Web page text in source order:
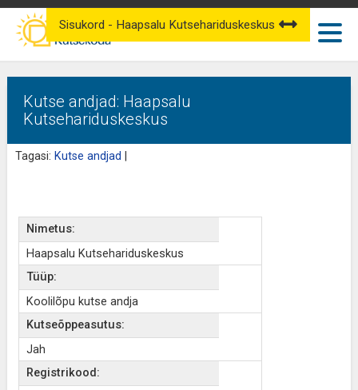
Kutse andjad: Haapsalu
Kutsehariduskeskus
Tagasi: Kutse andjad
Sisukord - Haapsalu Kutsehariduskeskus
Nimetus:
Haapsalu Kutsehariduskeskus
Tüüp:
Koolilõpu kutse andja
Kutseõppeasutus:
Jah
Registrikood: